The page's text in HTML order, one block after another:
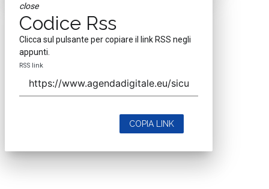
close
Codice Rss
Clicca sul pulsante per copiare il link RSS negli
appunti.
RSS link
COPIA LINK